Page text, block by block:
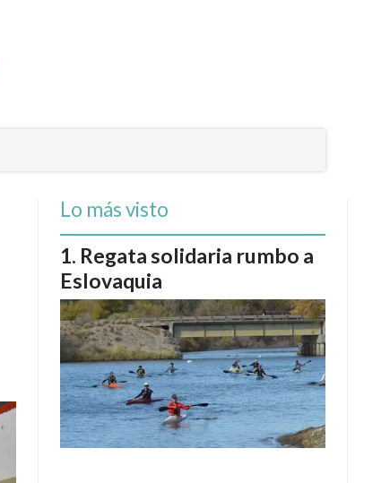
Lo más visto
Regata solidaria rumbo a
Eslovaquia